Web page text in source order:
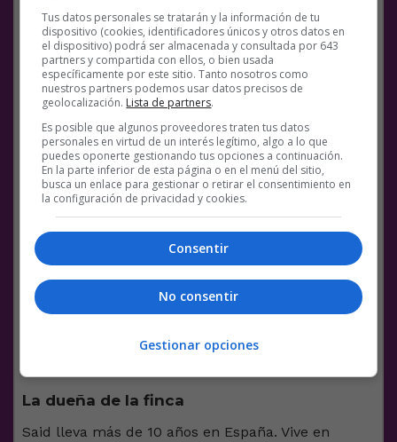
mañanas lo recogía en el barrio palmesano de
Pere Garau (Mallorca)y por la tarde lo dejaba en
el mismo punto. Aquel 15 de junio, a las 6 de la
tarde, se repitió la operación. El jefe detuvo su
furgoneta cerca del domicilio de Said. El marroquí
se despidió de él y se bajó. Nunca lo han vuelto a
ver.
La Policía Nacional de Mallorca ha intensificado en
las últimas horas las tareas de búsqueda del
súbdito marroquí
Said Hourmati, de 32 años
que se ignora el paradero hace ya más de 4 meses.
Una desaparición que los propios investigadores
califican de ‘inquietante’ por la serie de elementos
que tiene: una boda inmediata, un antiguo jefe
celoso con una esposa muy unida a Said, un
ahora se están investigando.
La dueña de la finca
Said lleva más de 10 años en España. Vive en
Tus datos personales se tratarán y la información de tu
dispositivo (cookies, identificadores únicos y otros datos en
el dispositivo) podrá ser almacenada y consultada por 643
partners y compartida con ellos, o bien usada
específicamente por este sitio. Tanto nosotros como
nuestros partners podemos usar datos precisos de
geolocalización. Lista de partners.
Es posible que algunos proveedores traten tus datos
personales en virtud de un interés legítimo, algo a lo que
puedes oponerte gestionando tus opciones a continuación.
En la parte inferior de esta página o en el menú del sitio,
busca un enlace para gestionar o retirar el consentimiento en
la configuración de privacidad y cookies.
Consentir
No consentir
Gestionar opciones